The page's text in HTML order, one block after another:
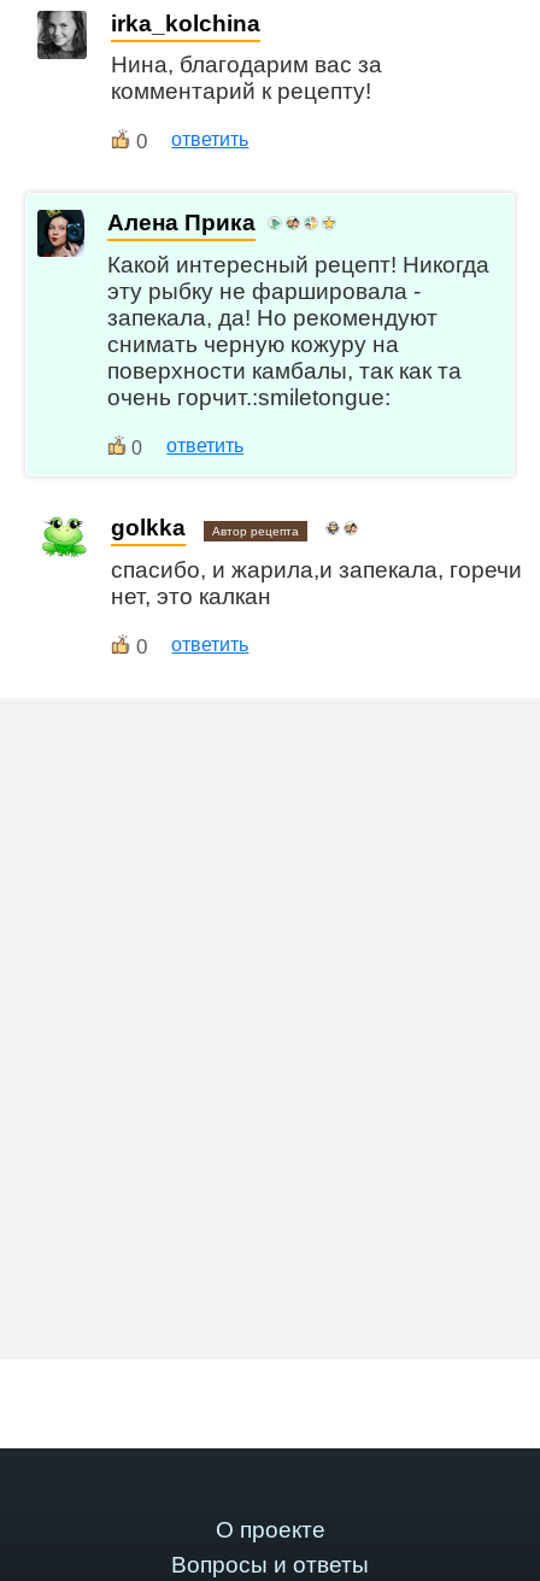
irka_kolchina
Нина, благодарим вас за
комментарий к рецепту!
0 ответить
Алена Прика
Какой интересный рецепт! Никогда
эту рыбку не фаршировала -
запекала, да! Но рекомендуют
снимать черную кожуру на
поверхности камбалы, так как та
очень горчит.:smiletongue:
0 ответить
golkka Автор рецепта
спасибо, и жарила,и запекала, горечи
нет, это калкан
0 ответить
О проекте
Вопросы и ответы